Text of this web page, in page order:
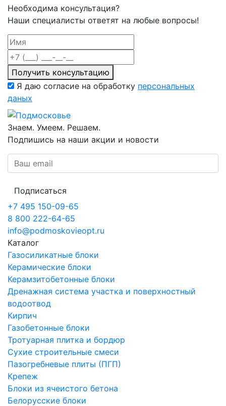
Необходима консультация?
Наши специалисты ответят на любые вопросы!
Получить консультацию
Я даю согласие на обработку персональных
даных
Знаем. Умеем. Решаем.
Подпишись на наши акции и новости
Подписаться
+7 495 150-09-65
8 800 222-64-65
info@podmoskovieopt.ru
Каталог
Газосиликатные блоки
Керамические блоки
Керамзитобетонные блоки
Дренажная система участка и поверхностный
водоотвод
Кирпич
Газобетонные блоки
Тротуарная плитка и бордюр
Сухие строительные смеси
Пазогребневые плиты (ПГП)
Крепеж
Блоки из ячеистого бетона
Белорусские блоки